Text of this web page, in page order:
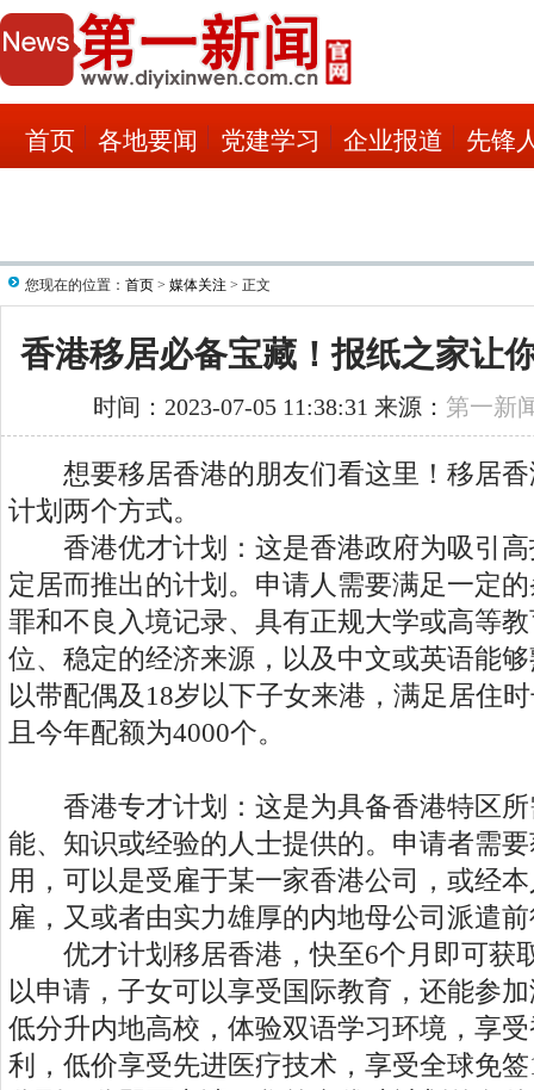
首页 各地要闻 党建学习 企业报道 先锋
您现在的位置： 首页 > 媒体关注 > 正文
香港移居必备宝藏！报纸之家让
时间：2023-07-05 11:38:31 来源： 第一新
想要移居香港的朋友们看这里！移居香
计划两个方式。
香港优才计划：这是香港政府为吸引高
定居而推出的计划。申请人需要满足一定
罪和不良入境记录、具有正规大学或高等
位、稳定的经济来源，以及中文或英语能
以带配偶及18岁以下子女来港，满足居住
且今年配额为4000个。
香港专才计划：这是为具备香港特区所
能、知识或经验的人士提供的。申请者需
用，可以是受雇于某一家香港公司，或经
雇，又或者由实力雄厚的内地母公司派遣
优才计划移居香港，快至6个月即可获
以申请，子女可以享受国际教育，还能参
低分升内地高校，体验双语学习环境，享
利，低价享受先进医疗技术，享受全球免